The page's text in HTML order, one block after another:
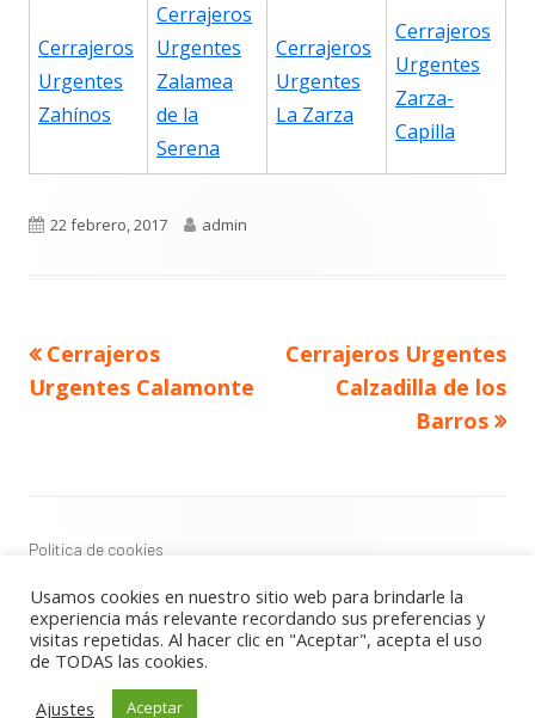
Cerrajeros
Urgentes
Zahínos
Cerrajeros
Urgentes
Zalamea
de la
Serena
Cerrajeros
Urgentes
La Zarza
Cerrajeros
Urgentes
Zarza-
Capilla
Publicado
22 febrero, 2017 Autor
admin
Navegación
de
entradas
Artículo
anterior
Cerrajeros
Urgentes Calamonte
Artículo
siguiente
Cerrajeros Urgentes
Calzadilla de los
Barros
Footer
Política de cookies
Aviso Legal
Usamos cookies en nuestro sitio web para brindarle la
experiencia más relevante recordando sus preferencias y
visitas repetidas. Al hacer clic en "Aceptar", acepta el uso
de TODAS las cookies.
Ajustes
Aceptar